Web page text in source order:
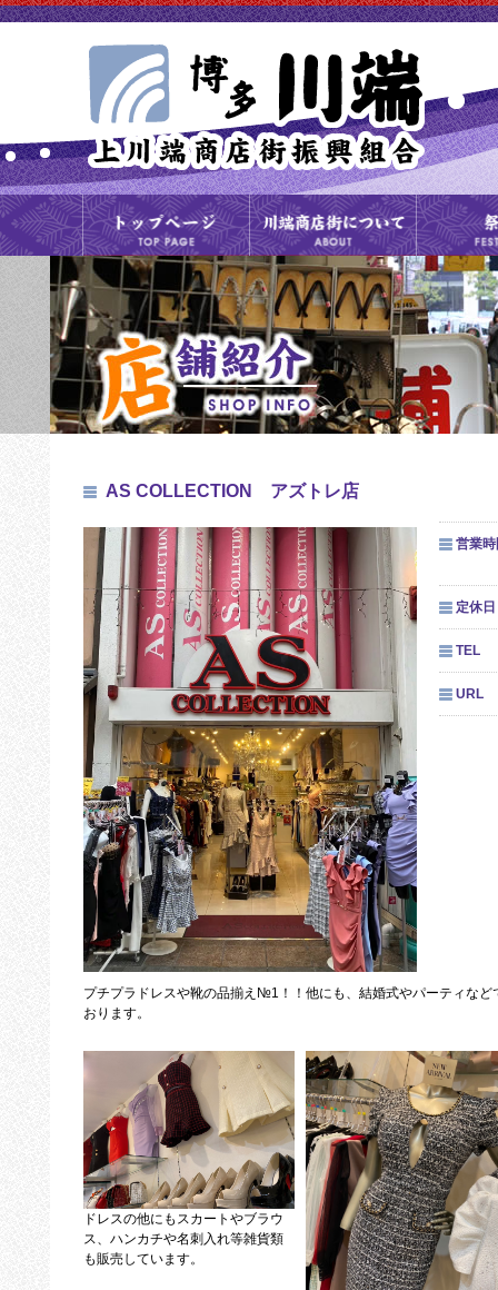
AS COLLECTION アズトレ店
営業
定休日
TEL
URL
プチプラドレスや靴の品揃え№1！！他にも、結婚式やパーティな
おります。
ドレスの他にもスカートやブラウ
ス、ハンカチや名刺入れ等雑貨類
も販売しています。